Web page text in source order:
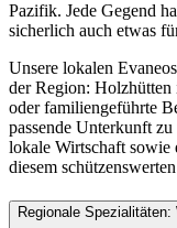
Pazifik. Jede Gegend
sicherlich auch etwas
Unsere lokalen
der Region:
oder familiengeführte
passende Unterkunft
lokale Wirtschaft sowie
diesem
Regionale